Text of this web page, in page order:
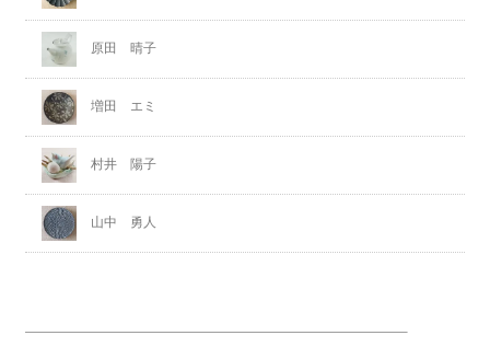
原田 晴子
増田 エミ
村井 陽子
山中 勇人